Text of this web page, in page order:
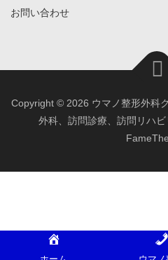
お問い合わせ
Copyright © 2026 ウマノ整形外科
外科、訪問診療、訪問リハビ